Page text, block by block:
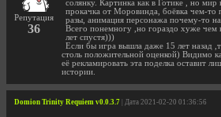
Репутация
36
солянку. Картинка как в Готике , но мир
прокачка от Моровинда, боёвка чем-
разы, анимация персонажа почему-то
Всего понемногу ,но гораздо хуже чем
лет спустя)))
Если бы игра вышла даже 15 лет назад
столь положительной оценкой) Видимо
её рекламировать эта поделка оставит
истории.
Domion Trinity Requiem v0.0.3.7 | Дата 2021-02-20 01:36:56